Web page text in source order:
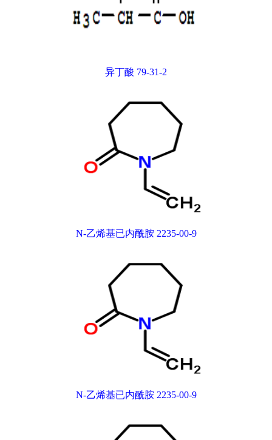
异丁酸 79-31-2
N-乙烯基已内酰胺 2235-00-9
N-乙烯基已内酰胺 2235-00-9